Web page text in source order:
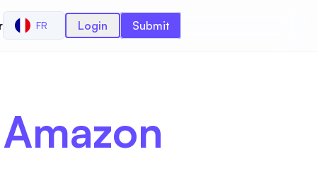
FR Login Submit